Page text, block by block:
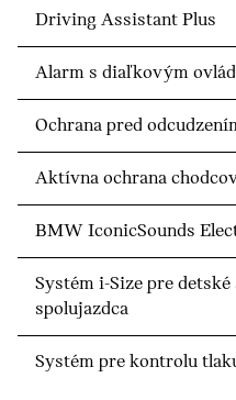
Driving Assistant Plus
Alarm s diaľkovým
Ochrana pred
Aktívna ochrana
BMW IconicSounds
Systém i-Size pre detské
spolujazdca
Systém pre kontrolu